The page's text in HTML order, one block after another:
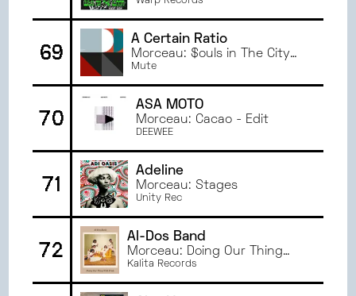
69
A Certain Ratio
Morceau: $ouls in The City
Part 2
Mute
70
ASA MOTO
Morceau: Cacao - Edit
DEEWEE
71
Adeline
Morceau: Stages
Unity Rec
72
Al-Dos Band
Morceau: Doing Our Thing
with Pride
Kalita Records